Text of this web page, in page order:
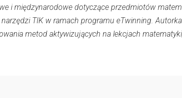
i międzynarodowe dotyczące przedmiotów
TIK w ramach programu eTwinning.
metod aktywizujących na lekcjach